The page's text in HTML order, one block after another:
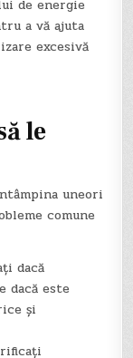
de energie
a vă ajuta
excesivă
le
uneori
comune
dacă
dacă este
și